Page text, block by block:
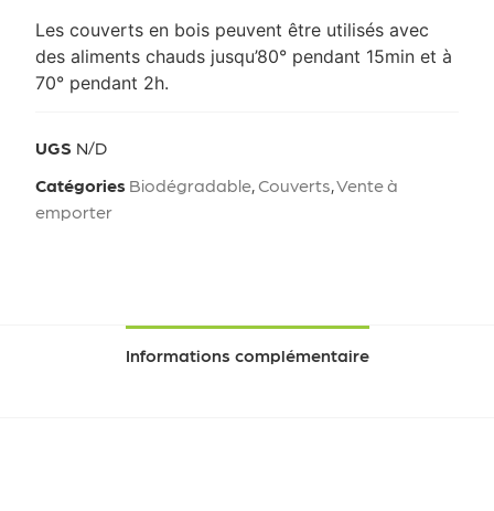
Les couverts en bois peuvent être utilisés avec
des aliments chauds jusqu’80° pendant 15min et à
70° pendant 2h.
UGS N/D
Catégories Biodégradable, Couverts,Vente à
emporter
Informations complémentaire